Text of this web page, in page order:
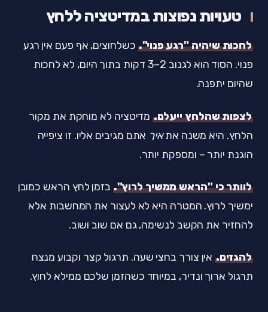
טעויות נפוצות במדיטציה ללחץ
לחכות שיהיה "רגע פנוי". כשלחוצים, אף פעם אין רגע
פנוי. הסוד הוא לגנוב 2–3 דקות בתוך היום, לא לחכות
שהיום יתפנה.
לצפות שהלחץ ייעלם.מדיטציה לא מוחקת את מקור
הלחץ. היא משנה אתאיך אתם מגיבים אליו. זו ציפייה
הוגנת יותר – ומספקת יותר.
לוותר כי "הראש ממשיך לרוץ". בזמן לחץ הראש כמובן
ימשיך לרוץ. המטרה היא לא לעצור את המחשבות אלא
להחזיר את הקשב לנשימה, גם אם שוב ושוב.
להגזים.אין צורך בחצי שעה. תרגול קצר וקבוע מנצח
תרגול ארוך ונדיר, במיוחד כשהזמן שלכם ממילא לחוץ.